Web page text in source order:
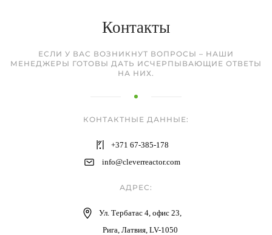
Контакты
ЕСЛИ У ВАС ВОЗНИКНУТ ВОПРОСЫ – НАШИ
МЕНЕДЖЕРЫ ГОТОВЫ ДАТЬ ИСЧЕРПЫВАЮЩИЕ ОТВЕТЫ
НА НИХ.
КОНТАКТНЫЕ ДАННЫЕ:
+371 67-385-178
info@cleverreactor.com
АДРЕС:
Ул. Тербатас 4, офис 23,
Рига, Латвия, LV-1050